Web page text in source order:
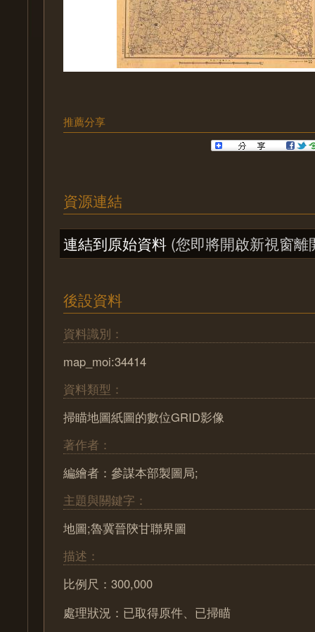
推薦分享
資源連結
連結到原始資料 (您即將開啟新視窗離
後設資料
資料識別：
map_moi:34414
資料類型：
掃瞄地圖紙圖的數位GRID影像
著作者：
編繪者：參謀本部製圖局;
主題與關鍵字：
地圖;魯冀晉陝甘聯界圖
描述：
比例尺：300,000
處理狀況：已取得原件、已掃瞄